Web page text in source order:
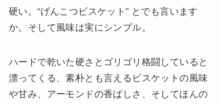
硬い。“げんこつビスケット” とでも言います
か。そして風味は実にシンプル。
ハードで乾いた硬さとゴリゴリ格闘していると
漂ってくる、素朴とも言えるビスケットの風味
や甘み、アーモンドの香ばしさ、そしてほんの